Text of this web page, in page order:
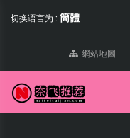
切换语言为 : 簡體
網站地圖